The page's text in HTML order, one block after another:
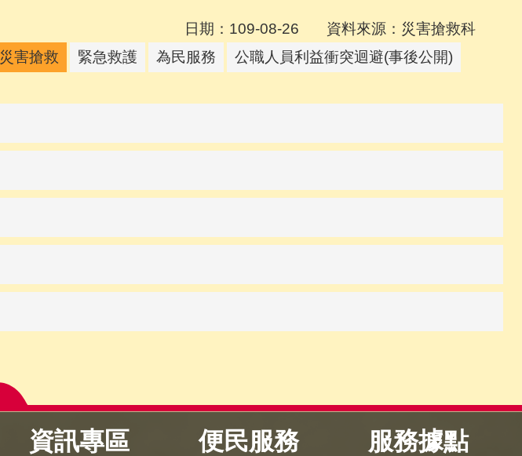
日期：109-08-26 資料來源：災害搶救科
災害搶救 緊急救護 為民服務
公職人員利益衝突迴避(事後公開)
資訊專區 便民服務 服務據點